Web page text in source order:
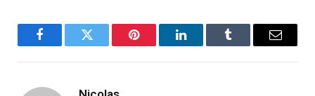
FacebookTwitter Pinterest LinkedInTumblr Email